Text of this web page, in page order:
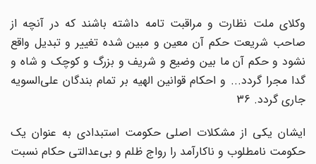
وکلای ملت نظارت و مراقبت تامه داشته باشند که در آنچه از
صاحب شریعت حکم آن معین و مبین شده تغییر و تبدیل واقع
نشود و حکم آن ما بین وضیع و شریف و بزرگ و کوچک و شاه و
گدا مجرا گردد... و احکام قوانین الهیه بر تمام بندگان علی‌السویه
جاری گردد. 36
ایشان یکی از مشکلات اصلی حکومت استبدادی به عنوان یک
حکومت نامطلوب و ناکارآمد را رواج ظلم و بی‌عدالتی حکام نسبت